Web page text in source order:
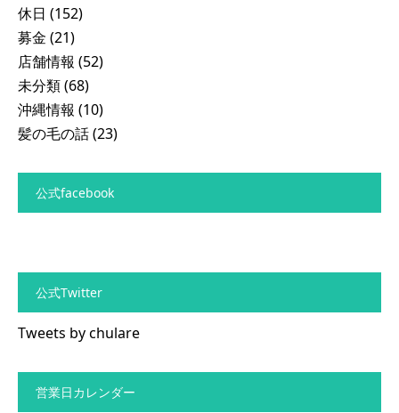
休日 (152)
募金 (21)
店舗情報 (52)
未分類(68)
沖縄情報 (10)
髪の毛の話(23)
公式facebook
公式Twitter
Tweets by chulare
営業日カレンダー